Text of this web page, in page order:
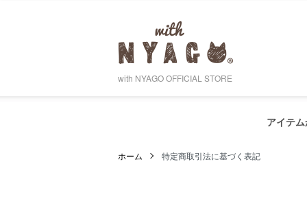
with NYAGO OFFICIAL STORE
アイテ
ホーム 特定商取引法に基づく表記